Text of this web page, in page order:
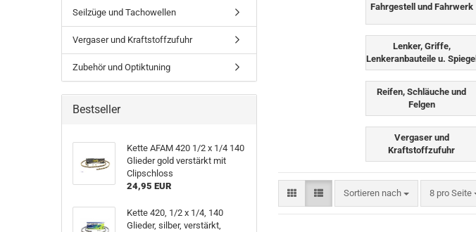
Fahrgestell und Fahrwerk
Lenker, Griffe,
Lenkeranbauteile u. Spiegel
Reifen, Schläuche und
Felgen
Vergaser und
Kraftstoffzufuhr
Sortieren nach
Sortieren nach 8 pro Seite
pro Seite
Seilzüge und Tachowellen
Vergaser und Kraftstoffzufuhr
Zubehör und Optiktuning
Bestseller
Kette AFAM 420 1/2 x 1/4 140
Glieder gold verstärkt mit
Clipschloss
24,95 EUR
Kette 420, 1/2 x 1/4, 140
Glieder, silber, verstärkt,